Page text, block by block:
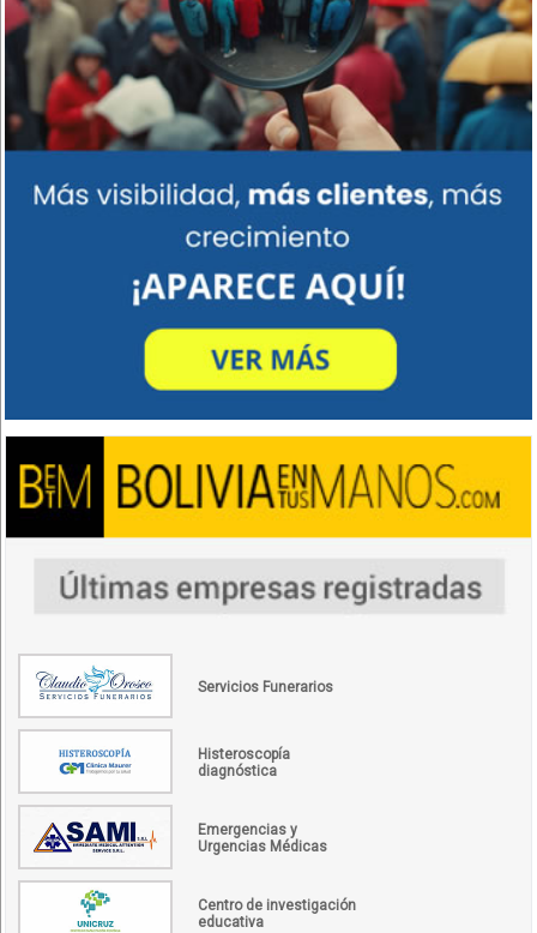
Servicios Funerarios
Histeroscopía
diagnóstica
Emergencias y
Urgencias Médicas
Centro de investigación
educativa